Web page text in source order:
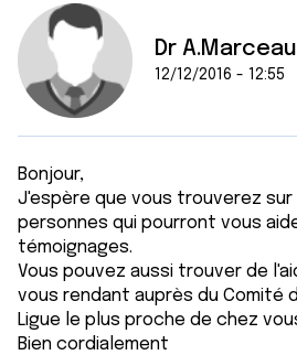
Dr A.Marceau
12/12/2016 - 12:55
Bonjour,
J'espère que vous trouverez
personnes qui pourront vous
témoignages.
Vous pouvez aussi trouver de
vous rendant auprès du Comité
Ligue le plus proche de chez
Bien cordialement